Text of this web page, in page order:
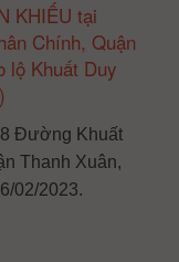
KHIẾU tại
Chính, Quận
lộ Khuất Duy
Đường Khuất
Thanh Xuân,
02/2023.